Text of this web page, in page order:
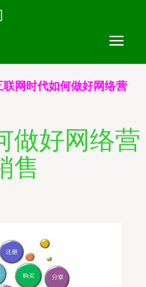
联网时代如何做好网络营
做好网络营
售